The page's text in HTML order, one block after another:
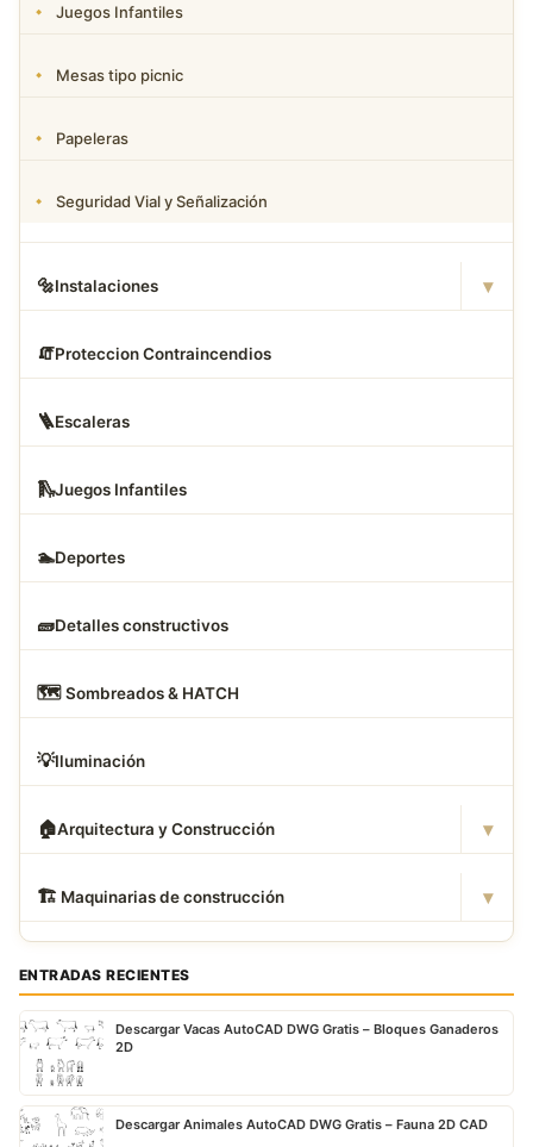
Juegos Infantiles
Mesas tipo picnic
Papeleras
Seguridad Vial y Señalización
🔩Instalaciones ▾
🧯Proteccion Contraincendios
🪜Escaleras
🛝Juegos Infantiles
🏊Deportes
🧱Detalles constructivos
🗺️ Sombreados & HATCH
💡Iluminación
🏠Arquitectura y Construcción ▾
🏗 ️ Maquinarias de construcción ▾
ENTRADAS RECIENTES
Descargar Vacas AutoCAD DWG Gratis – Bloques Ganaderos
2D
Descargar Animales AutoCAD DWG Gratis – Fauna 2D CAD